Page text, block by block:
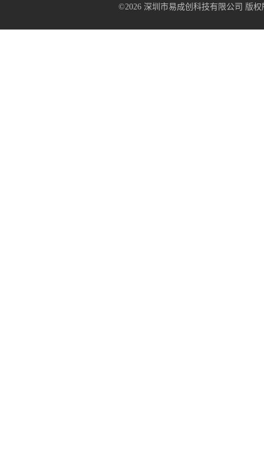
©2026 深圳市易成创科技有限公司 版权